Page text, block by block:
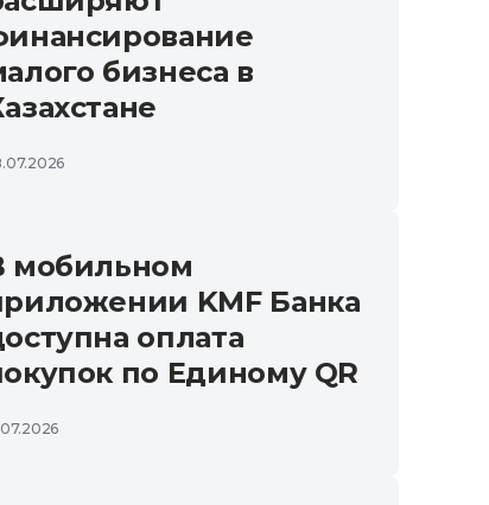
бизнеса в
мобильном
KMF Банка
оплата
по Единому QR